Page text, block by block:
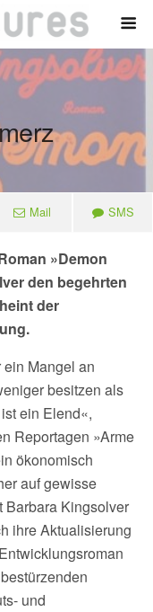
Mail SMS
»Demon
den begehrten
der
Mangel an
besitzen als
ein Elend«,
Reportagen »Arme
ökonomisch
auf gewisse
Barbara Kingsolver
ihre Aktualisierung
und